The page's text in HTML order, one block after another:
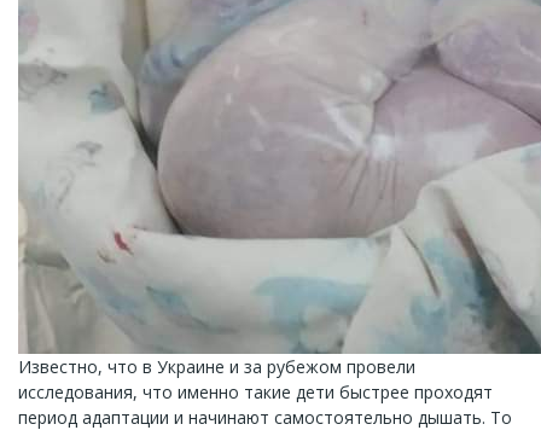
Известно, что в Украине и за рубежом провели
исследования, что именно такие дети быстрее проходят
период адаптации и начинают самостоятельно дышать. То